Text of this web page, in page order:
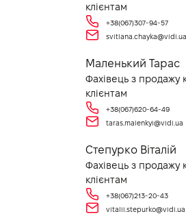
клієнтам
+38(067)307-94-57
svitlana.chayka@vidi.ua
Маленький Тарас
Фахівець з продажу
клієнтам
+38(067)620-64-49
taras.malenkyi@vidi.ua
Степурко Віталій
Фахівець з продажу
клієнтам
+38(067)213-20-43
vitalii.stepurko@vidi.ua